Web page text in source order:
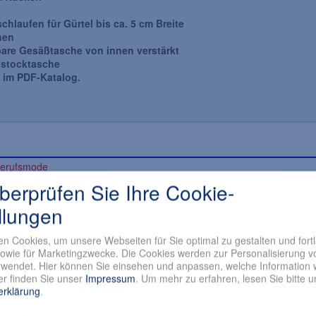
Sie Ihre Cookie-
Cookies, um unsere Webseiten für Sie optimal zu gestalten und
für Marketingzwecke. Die Cookies werden zur Personalisierung
Hier können Sie einsehen und anpassen, welche Information
finden Sie unser Impressum. Um mehr zu erfahren, lesen Sie bitte
.
für Gürtel bis ca. 5 cm Breite
Gesäßtasche von innen verstärkt
PDF-Katalog.
(Netto 24,88 EUR)
Versandkosten
Artikeldetails
19,91 EUR
inkl. 19 % MwSt. zzgl. Versandkosten
Art.Nr.: 071-8066-
Lieferzeit: 3 - 7 Arbeitstage
Artikeldetails